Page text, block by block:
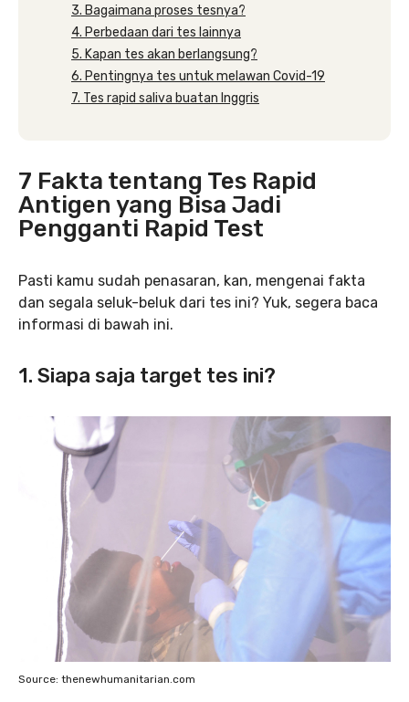
3. Bagaimana proses tesnya?
4. Perbedaan dari tes lainnya
5. Kapan tes akan berlangsung?
6. Pentingnya tes untuk melawan Covid-19
7. Tes rapid saliva buatan Inggris
7 Fakta tentang Tes Rapid
Antigen yang Bisa Jadi
Pengganti Rapid Test
Pasti kamu sudah penasaran, kan, mengenai fakta
dan segala seluk-beluk dari tes ini? Yuk, segera baca
informasi di bawah ini.
1. Siapa saja target tes ini?
Source: thenewhumanitarian.com